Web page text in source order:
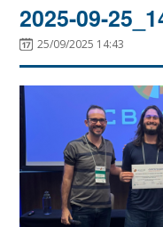
2025-09-
25/09/2025 14:43